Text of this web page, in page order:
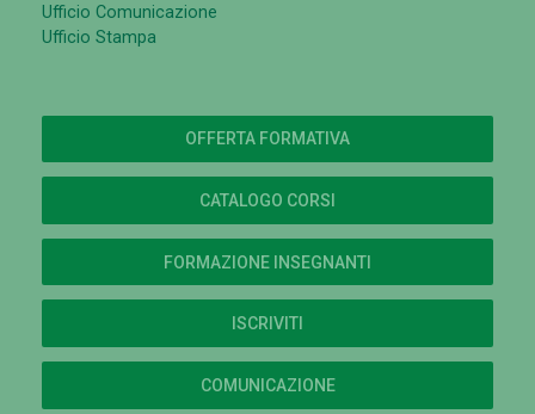
Ufficio Comunicazione
Ufficio Stampa
OFFERTA FORMATIVA
CATALOGO CORSI
FORMAZIONE INSEGNANTI
ISCRIVITI
COMUNICAZIONE